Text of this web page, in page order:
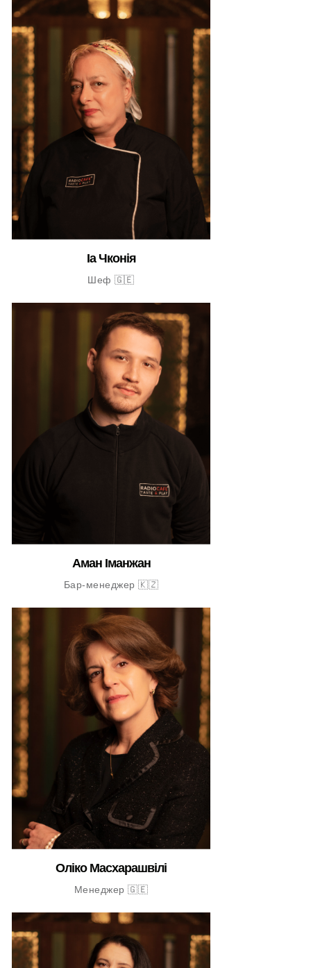
Іа Чконія
Шеф 🇬🇪
Аман Іманжан
Бар-менеджер 🇰🇿
Оліко Масхарашвілі
Менеджер 🇬🇪